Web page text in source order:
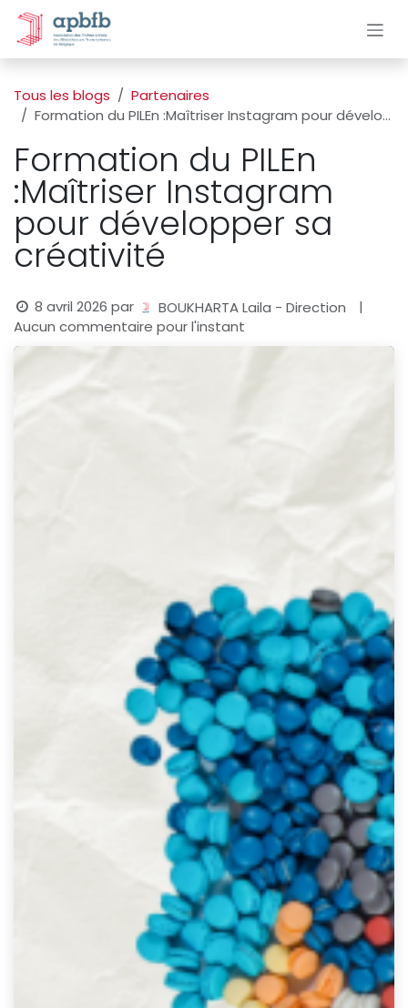
Se rendre au contenu
Tous les blogs
Partenaires
Formation du PILEn :Maîtriser Instagram pour développer sa créativité
Formation du PILEn
:Maîtriser Instagram
pour développer sa
créativité
8 avril 2026 par BOUKHARTA Laila - Direction
|
Aucun commentaire pour l'instant